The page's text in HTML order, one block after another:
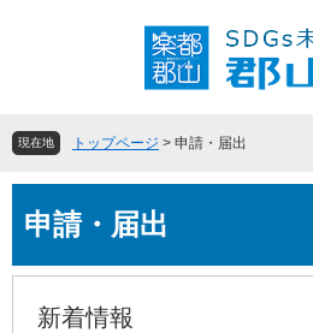
頭
す
飛
し
文
現在地 トップページ > 申請・届出
申請・届出
新着情報